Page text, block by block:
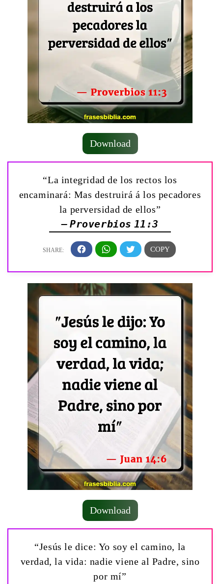
Download
“La integridad de los rectos los
encaminará: Mas destruirá á los pecadores
la perversidad de ellos”
— Proverbios 11:3
Download
“Jesús le dice: Yo soy el camino, la
verdad, la vida: nadie viene al Padre, sino
por mí”